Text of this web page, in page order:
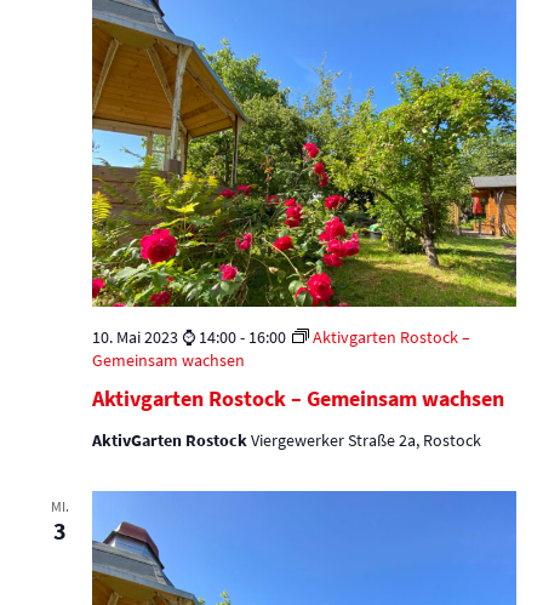
Aktivgarten Rostock – Gemeinsam wachsen
10. Mai 2023 ⌚ 14:00- 16:00
Aktivgarten Rostock –
Gemeinsam wachsen
AktivGarten RostockViergewerker Straße 2a, Rostock
MI.
3